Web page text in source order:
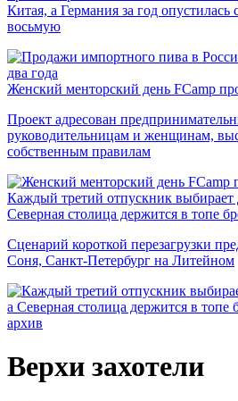
Китая, а Германия за год опустилась
восьмую
Женский менторский день FCamp
Проект адресован
руководительницам и женщинам,
собственным правилам
Каждый третий отпускник выбирает
Северная столица держится в топе
Сценарий короткой перезагрузки
Соня, Санкт-Петербург на Литейном
архив
Верхи захотели